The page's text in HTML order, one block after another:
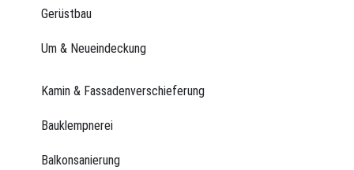
Gerüstbau
Um & Neueindeckung
Kamin & Fassadenverschieferung
Bauklempnerei
Balkonsanierung